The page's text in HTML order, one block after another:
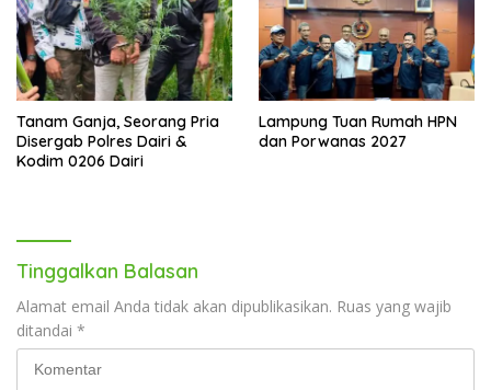
Tanam Ganja, Seorang Pria
Disergab Polres Dairi &
Kodim 0206 Dairi
Lampung Tuan Rumah HPN
dan Porwanas 2027
Tinggalkan Balasan
Alamat email Anda tidak akan dipublikasikan. Ruas yang wajib
ditandai *